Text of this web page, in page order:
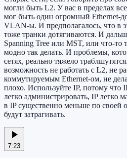
могли быть L2. У вас в пределах
мог быть один огромный Ethernet-
VLAN-ы. И предполагалось, что в
тоже транки дотягиваются. И
Spanning Tree или MST, или что-то
модно так делать. И проблемы,
сетях, реально тяжело
возможность не работать с L2, не
коммутируемым Ethernet-ом, не
плохо. Используйте IP, потому что
легко администрировать, IP легко
в IP существенно меньше по своей
будут затрагивать.
7:23